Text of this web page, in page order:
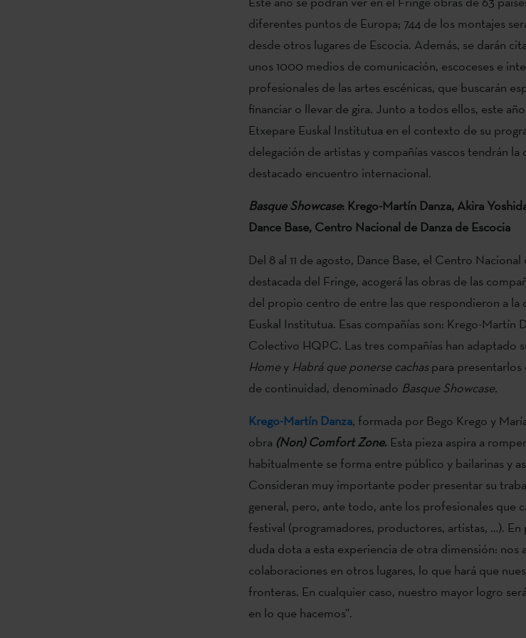
diferentes puntos de Europa; 744 de los montajes
desde otros lugares de Escocia. Además, se darán
unos 1000 medios de comunicación, escoceses e
profesionales de las artes escénicas, que buscarán
financiar o llevar de gira. Junto a todos ellos, este
Etxepare Euskal Institutua en el contexto de su
delegación de artistas y compañías vascos tendrán
destacado encuentro internacional.
Basque Showcase: Krego-Martín Danza, Akira
Dance Base, Centro Nacional de Danza de Escocia
Del 8 al 11 de agosto, Dance Base, el Centro
destacada del Fringe, acogerá las obras de las
del propio centro de entre las que respondieron a la
Euskal Institutua. Esas compañías son: Krego-Martín
Colectivo HQPC. Las tres compañías han adaptado
Homey Habrá que ponerse cachaspara
de continuidad, denominado Basque Showcase.
Krego-Martín Danza, formada por Bego Krego y
obra (Non) Comfort Zone. Esta pieza aspira a
habitualmente se forma entre público y bailarinas y
Consideran muy importante poder presentar su
general, pero, ante todo, ante los profesionales que
festival (programadores, productores, artistas, …). En
duda dota a esta experiencia de otra dimensión: nos
colaboraciones en otros lugares, lo que hará que
fronteras. En cualquier caso, nuestro mayor logro
en lo que hacemos”.